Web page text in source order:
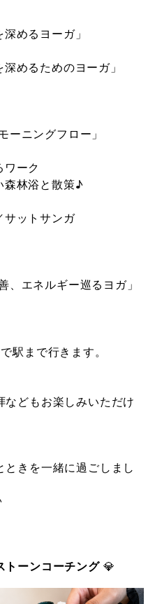
めるヨーガ」
めるためのヨーガ」
ニングフロー」
ーク
森林浴と散策♪
ットサンガ
エネルギー巡るヨガ」
駅まで行きます。
どもお楽しみいただけ
きを一緒に過ごしまし
トーンコーチング💎